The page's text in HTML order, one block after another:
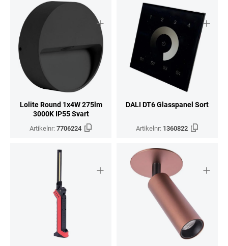
Lolite Round 1x4W 275lm
3000K IP55 Svart
Artikelnr:7706224
DALI DT6 Glasspanel Sort
Artikelnr: 1360822